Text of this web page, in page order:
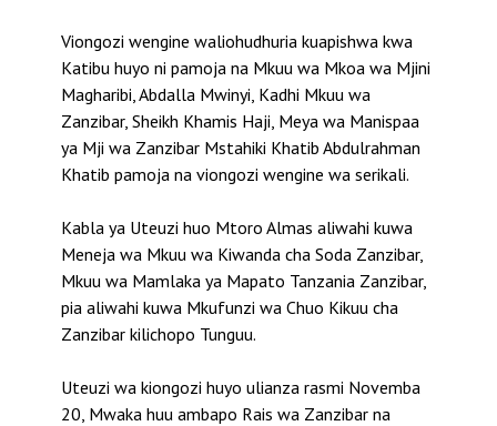
Viongozi wengine waliohudhuria kuapishwa kwa
Katibu huyo ni pamoja na Mkuu wa Mkoa wa Mjini
Magharibi, Abdalla Mwinyi, Kadhi Mkuu wa
Zanzibar, Sheikh Khamis Haji, Meya wa Manispaa
ya Mji wa Zanzibar Mstahiki Khatib Abdulrahman
Khatib pamoja na viongozi wengine wa serikali.
Kabla ya Uteuzi huo Mtoro Almas aliwahi kuwa
Meneja wa Mkuu wa Kiwanda cha Soda Zanzibar,
Mkuu wa Mamlaka ya Mapato Tanzania Zanzibar,
pia aliwahi kuwa Mkufunzi wa Chuo Kikuu cha
Zanzibar kilichopo Tunguu.
Uteuzi wa kiongozi huyo ulianza rasmi Novemba
20, Mwaka huu ambapo Rais wa Zanzibar na